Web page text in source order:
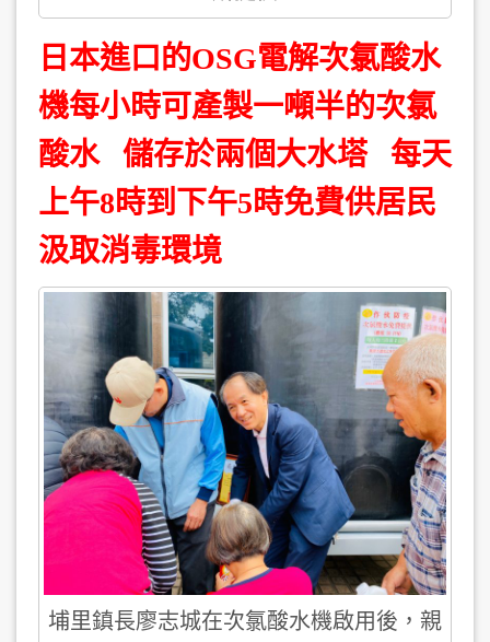
日本進口的OSG電解次氯酸水
機每小時可產製一噸半的次氯
酸水 儲存於兩個大水塔 每天
上午8時到下午5時免費供居民
汲取消毒環境
埔里鎮長廖志城在次氯酸水機啟用後，親